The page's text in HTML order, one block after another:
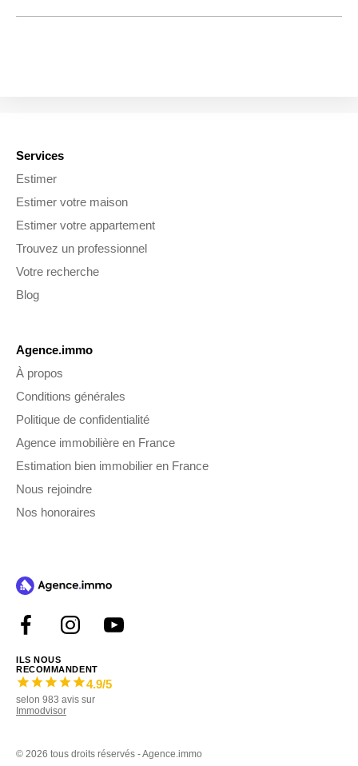
Services
Estimer
Estimer votre maison
Estimer votre appartement
Trouvez un professionnel
Votre recherche
Blog
Agence.immo
À propos
Conditions générales
Politique de confidentialité
Agence immobilière en France
Estimation bien immobilier en France
Nous rejoindre
Nos honoraires
ILS NOUS
RECOMMANDENT
4.9/5
selon 983 avis sur
Immodvisor
© 2026 tous droits réservés - Agence.immo